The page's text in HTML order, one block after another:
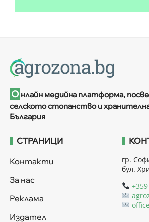
О нлайн медийна платформа,
селското стопанство и
България
СТРАНИЦИ
Контакти
За нас
Реклама
Издател
гр.
бул.